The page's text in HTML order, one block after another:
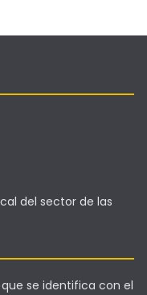
del sector de las
se identifica con el